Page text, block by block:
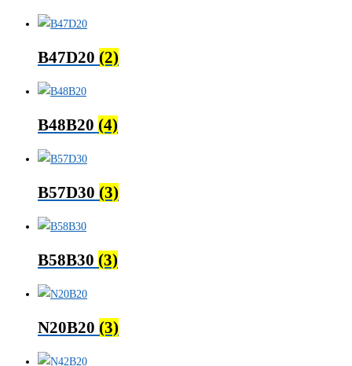
B47D20 (2)
B48B20 (4)
B57D30 (3)
B58B30 (3)
N20B20 (3)